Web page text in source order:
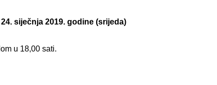
24. siječnja 2019. godine (srijeda)
u 18,00 sati.